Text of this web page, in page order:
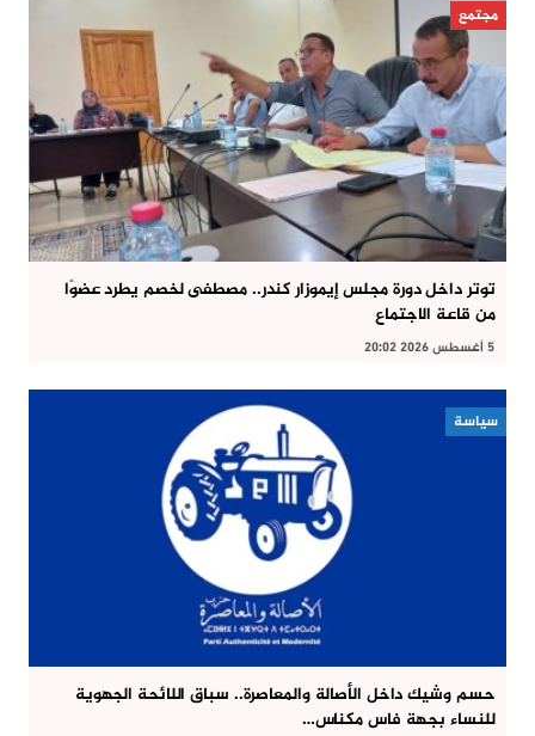
مجتمع
توتر داخل دورة مجلس إيموزار كندر.. مصطفى لخصم يطرد عضوًا
من قاعة الاجتماع
5 أغسطس 2026 20:02
سياسة
حسم وشيك داخل الأصالة والمعاصرة.. سباق اللائحة الجهوية
للنساء بجهة فاس مكناس…